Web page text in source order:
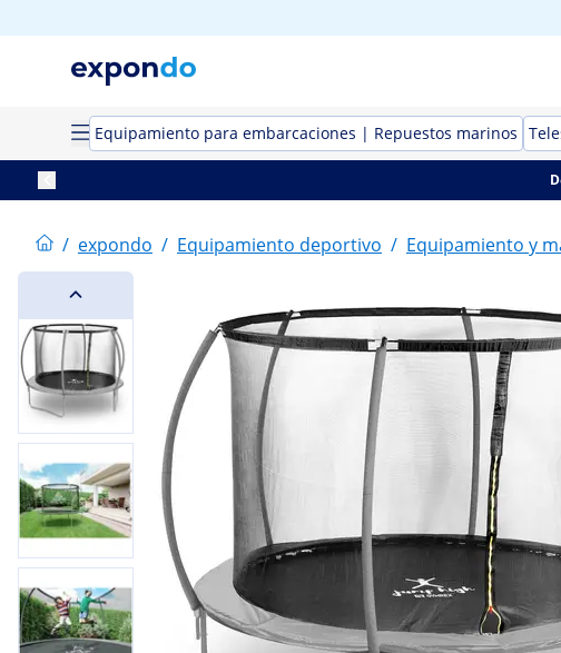
Equipamiento para embarcaciones | Repuestos marinos
/ expondo / Equipamiento deportivo / Equipamiento y